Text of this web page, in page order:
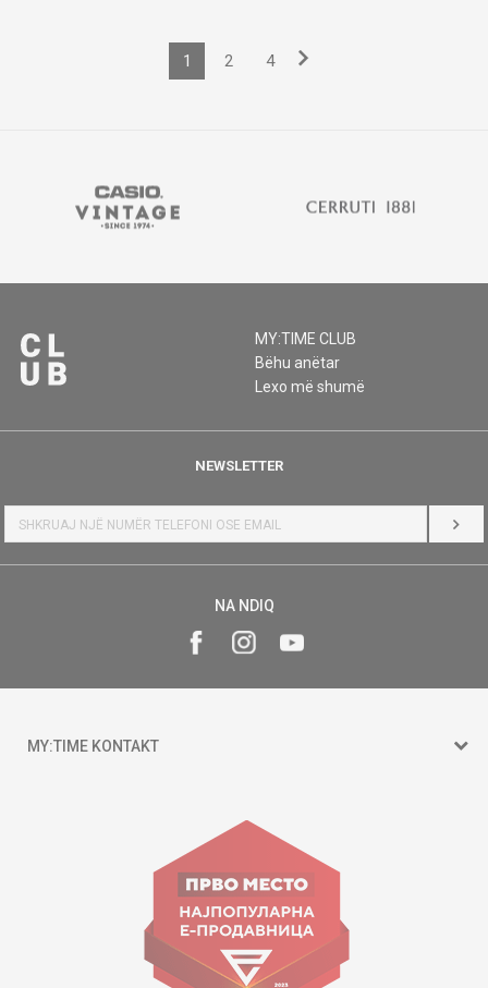
1 2 4
MY:TIME CLUB
Bëhu anëtar
Lexo më shumë
NEWSLETTER
HYR
NA NDIQ
MY:TIME KONTAKT
Goce Nikolovski 74 Shkup
contact@mytime.mk
Orari i punës:
09:00 - 17:00